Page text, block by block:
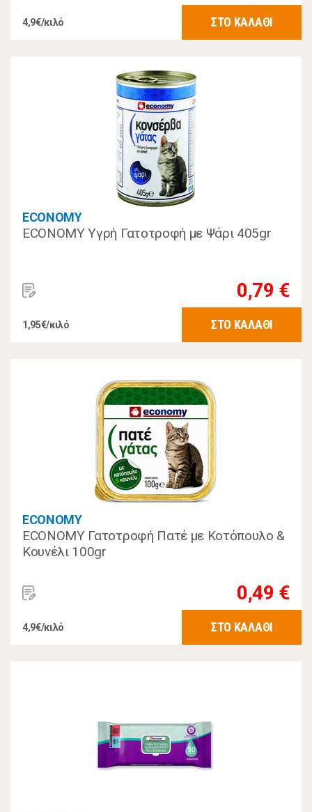
4,9€/κιλό ΣΤΟ ΚΑΛΑΘΙ
ECONOMY
ECONOMY Υγρή Γατοτροφή με Ψάρι 405gr
0,79 €
1,95€/κιλό ΣΤΟ ΚΑΛΑΘΙ
ECONOMY
ECONOMY Γατοτροφή Πατέ με Κοτόπουλο &
Κουνέλι 100gr
0,49 €
4,9€/κιλό ΣΤΟ ΚΑΛΑΘΙ